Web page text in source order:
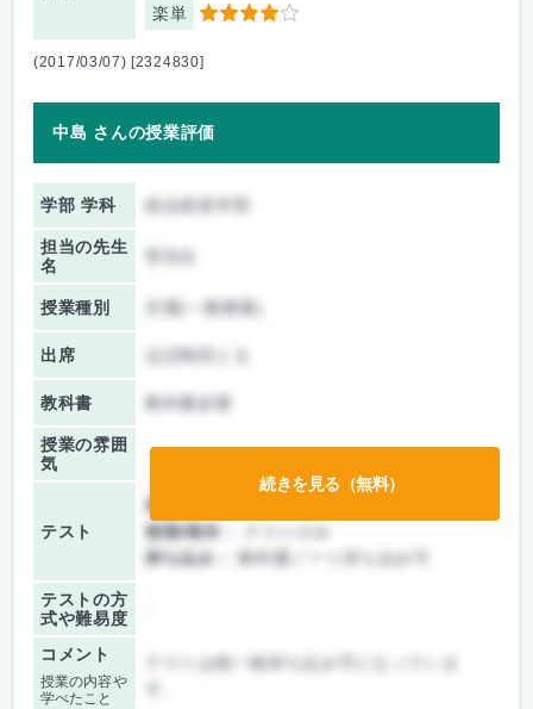
楽単 4
(2017/03/07) [2324830]
中島 さんの授業評価
学部 学科 総合政策学部
担当の先生
名
授業種別 共通(一般教養)
出席 ほぼ毎回とる
教科書 教科書必要
授業の雰囲
気
テスト
前期/中間：
後期/期末：
持ち込み：
教科書ノート持ち込み可
テストの方
式や難易度
コメント
授業の内容や
学べたこと
テストは紙一枚持ち込み可になっていま
続きを見る（無料）